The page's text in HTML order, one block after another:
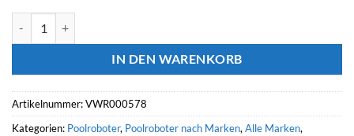
IN DEN WARENKORB
Artikelnummer:VWR000578
Kategorien: Poolroboter, Poolroboter nach Marken, Alle Marken,